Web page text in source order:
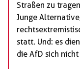
Straßen zu
Junge
statt. Und: es
die AfD sich